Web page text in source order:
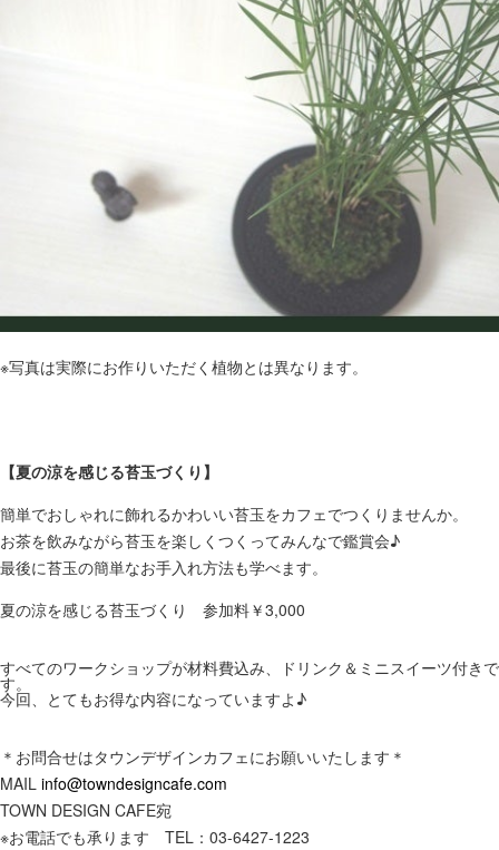
※写真は実際にお作りいただく植物とは異なります。
【夏の涼を感じる苔玉づくり】
簡単でおしゃれに飾れるかわいい苔玉をカフェでつくりませんか。
お茶を飲みながら苔玉を楽しくつくってみんなで鑑賞会♪
最後に苔玉の簡単なお手入れ方法も学べます。
夏の涼を感じる苔玉づくり 参加料￥3,000
すべてのワークショップが材料費込み、ドリンク＆ミニスイーツ付きで
す。
今回、とてもお得な内容になっていますよ♪
＊お問合せはタウンデザインカフェにお願いいたします＊
MAIL info@towndesigncafe.com
TOWN DESIGN CAFE宛
※お電話でも承ります TEL：03-6427-1223